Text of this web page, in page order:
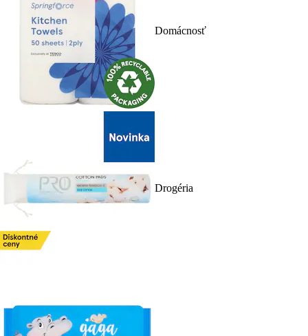
Domácnosť
Drogéria